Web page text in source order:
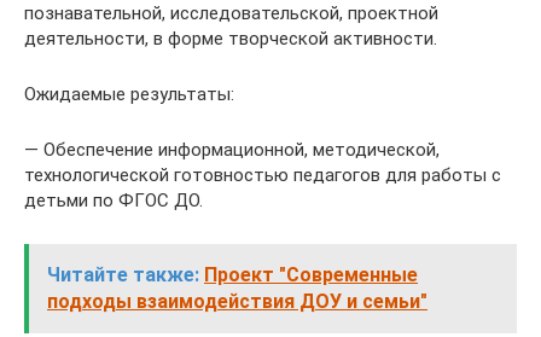
познавательной, исследовательской, проектной
деятельности, в форме творческой активности.
Ожидаемые результаты:
— Обеспечение информационной, методической,
технологической готовностью педагогов для работы с
детьми по ФГОС ДО.
Читайте также: Проект "Современные
подходы взаимодействия ДОУ и семьи"